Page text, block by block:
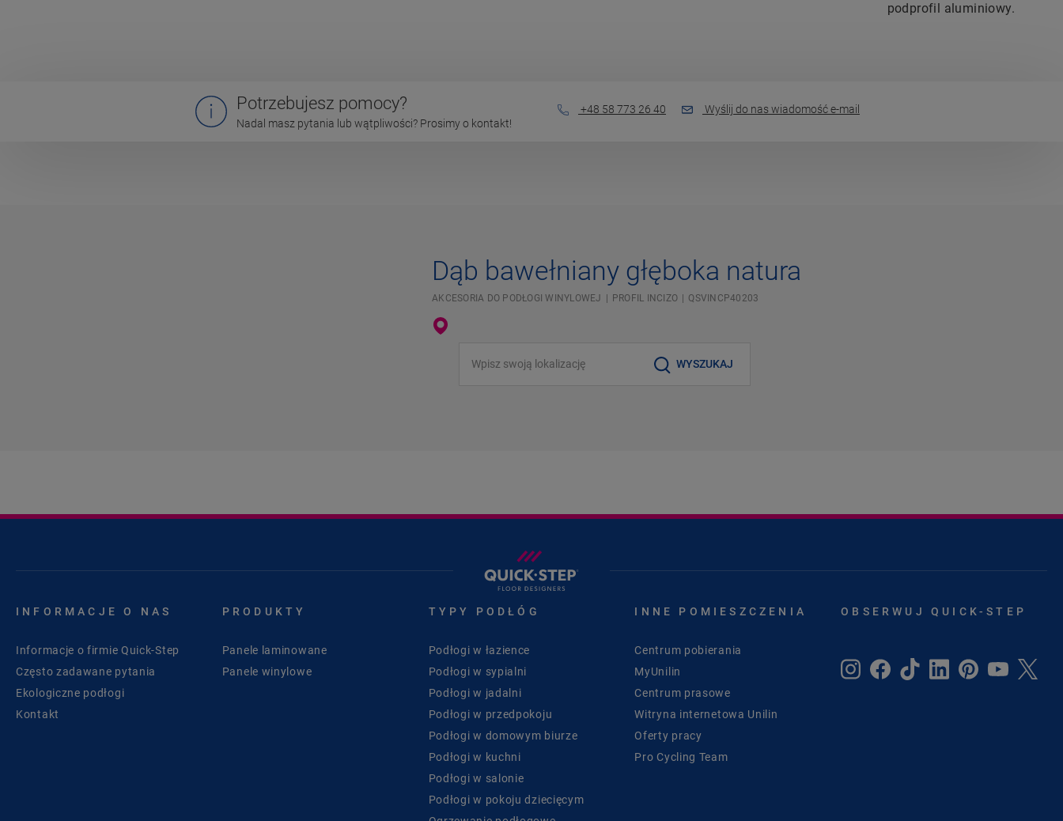
podprofil aluminiowy.
Potrzebujesz pomocy?
Nadal masz pytania lub wątpliwości? Prosimy o kontakt!
+48 58 773 26 40 Wyślij do nas wiadomość e-mail
Dąb bawełniany głęboka natura
AKCESORIA DO PODŁOGI WINYLOWEJ PROFIL INCIZO QSVINCP40203
WYSZUKAJ
INFORMACJE O NAS
Informacje o firmie Quick-Step
Często zadawane pytania
Ekologiczne podłogi
Kontakt
PRODUKTY
Panele laminowane
Panele winylowe
TYPY PODŁÓG
Podłogi w łazience
Podłogi w sypialni
Podłogi w jadalni
Podłogi w przedpokoju
Podłogi w domowym biurze
Podłogi w kuchni
Podłogi w salonie
Podłogi w pokoju dziecięcym
INNE POMIESZCZENIA
Centrum pobierania
MyUnilin
Centrum prasowe
Witryna internetowa Unilin
Oferty pracy
Pro Cycling Team
OBSERWUJ QUICK-STEP